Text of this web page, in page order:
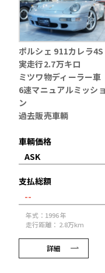
ポルシェ 911カレラ4S
実走行2.7万キロ
ミツワ物ディーラー車
6速マニュアルミッショ
ン
過去販売車輌
車輌価格
ASK
支払総額
--
年式：1996 年
走行距離： 2.8万km
詳細